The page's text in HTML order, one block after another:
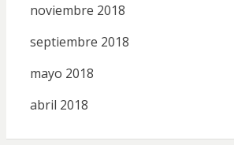
noviembre 2018
septiembre 2018
mayo 2018
abril 2018